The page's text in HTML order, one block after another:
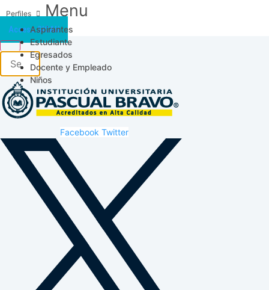
Menu
Aspirantes
Estudiante
Egresados
Docente y Empleado
Niños
Acceso SICAU
Facebook Twitter